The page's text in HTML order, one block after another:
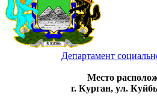
Департамент
Место
г. Курган, ул.